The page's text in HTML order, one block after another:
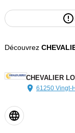
Découvrez
CHEVALIER
61250 Vingt-